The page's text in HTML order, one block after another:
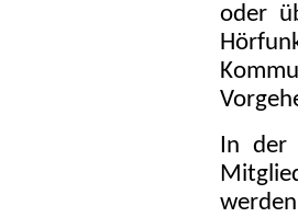
oder
In der